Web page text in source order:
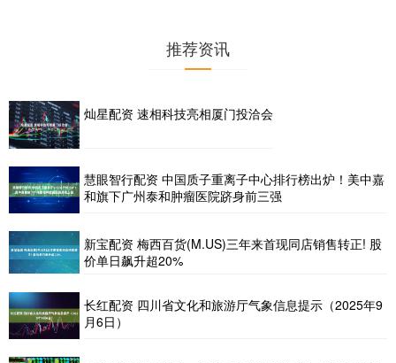
推荐资讯
灿星配资 速相科技亮相厦门投洽会
慧眼智行配资 中国质子重离子中心排行榜出炉！美中嘉
和旗下广州泰和肿瘤医院跻身前三强
新宝配资 梅西百货(M.US)三年来首现同店销售转正! 股
价单日飙升超20%
长红配资 四川省文化和旅游厅气象信息提示（2025年9
月6日）